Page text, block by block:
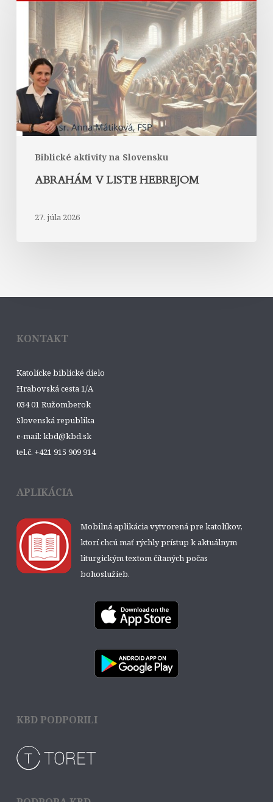
Biblické aktivity na Slovensku
Liste
Hebrejom
ABRAHÁM V LISTE HEBREJOM
27. júla 2026
KONTAKT
Katolícke biblické dielo
Hrabovská cesta 1/A
034 01 Ružomberok
Slovenská republika
e-mail: kbd@kbd.sk
tel.č. +421 915 909 914
APLIKÁCIA
Mobilná aplikácia vytvorená pre katolíkov,
ktorí chcú mať rýchly prístup k aktuálnym
liturgickým textom čítaných počas
bohoslužieb.
KBD PODPORILI